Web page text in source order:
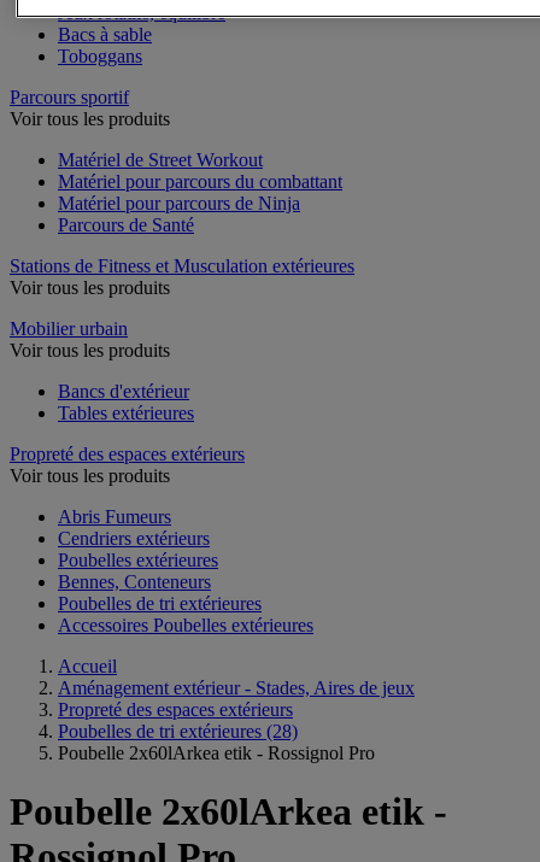
Jeux rotatifs, équilibre
Bacs à sable
Toboggans
Parcours sportif
Voir tous les produits
Matériel de Street Workout
Matériel pour parcours du combattant
Matériel pour parcours de Ninja
Parcours de Santé
Stations de Fitness et Musculation extérieures
Voir tous les produits
Mobilier urbain
Voir tous les produits
Bancs d'extérieur
Tables extérieures
Propreté des espaces extérieurs
Voir tous les produits
Abris Fumeurs
Cendriers extérieurs
Poubelles extérieures
Bennes, Conteneurs
Poubelles de tri extérieures
Accessoires Poubelles extérieures
Accueil
Aménagement extérieur - Stades, Aires de jeux
Propreté des espaces extérieurs
Poubelles de tri extérieures (28)
Poubelle 2x60lArkea etik - Rossignol Pro
Poubelle 2x60lArkea etik -